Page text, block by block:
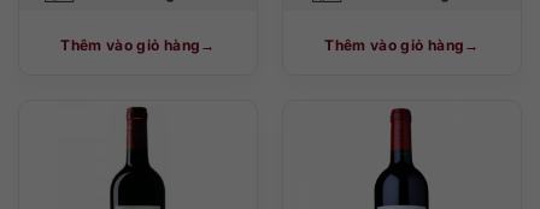
Thêm vào giỏ hàng Thêm vào giỏ hàng